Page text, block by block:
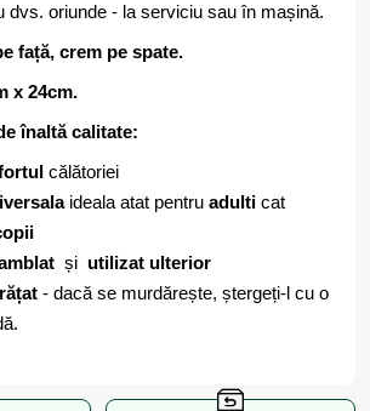
dvs. oriunde - la serviciu sau în mașină.
față, crem pe spate.
x 24cm.
înaltă calitate:
călătoriei
ideala atat pentru adulti cat
și utilizat ulterior
- dacă se murdărește, ștergeți-l cu o